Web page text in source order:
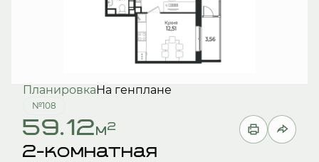
ПланировкаНа генплане
№108
59.12м2
2-комнатная